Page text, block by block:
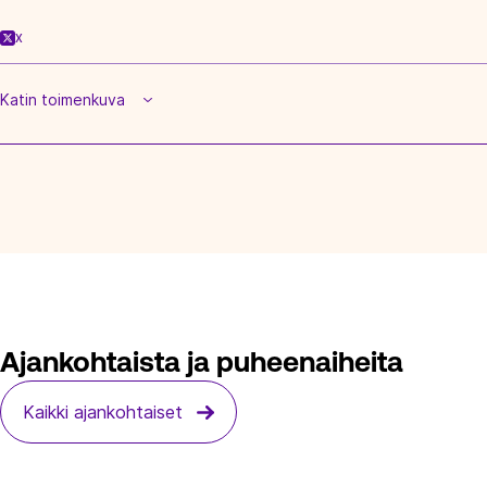
X
Katin toimenkuva
Ajankohtaista ja puheenaiheita
Kaikki ajankohtaiset